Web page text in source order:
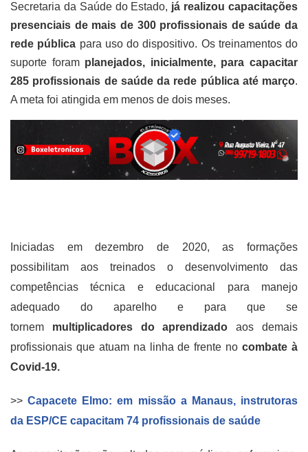
Secretaria da Saúde do Estado, já realizou capacitações
presenciais de mais de 300 profissionais de saúde da
rede pública para uso do dispositivo. Os treinamentos do
suporte foram planejados, inicialmente, para capacitar
285 profissionais de saúde da rede pública até março.
A meta foi atingida em menos de dois meses.
Iniciadas em dezembro de 2020, as formações
possibilitam aos treinados o desenvolvimento das
competências técnica e educacional para manejo
adequado do aparelho e para que se
tornem multiplicadores do aprendizado aos demais
profissionais que atuam na linha de frente nocombate à
Covid-19.
>> Capacete Elmo: em missão a Manaus, instrutoras
da ESP/CE capacitam 74 profissionais de saúde